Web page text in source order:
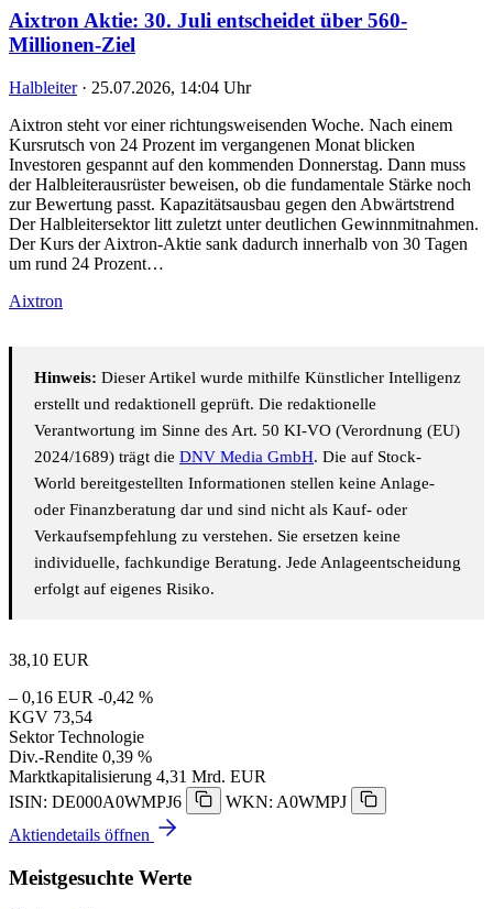
Aixtron Aktie: 30. Juli entscheidet über 560-
Millionen-Ziel
Halbleiter · 25.07.2026, 14:04 Uhr
Aixtron steht vor einer richtungsweisenden Woche. Nach einem
Kursrutsch von 24 Prozent im vergangenen Monat blicken
Investoren gespannt auf den kommenden Donnerstag. Dann muss
der Halbleiterausrüster beweisen, ob die fundamentale Stärke noch
zur Bewertung passt. Kapazitätsausbau gegen den Abwärtstrend
Der Halbleitersektor litt zuletzt unter deutlichen Gewinnmitnahmen.
Der Kurs der Aixtron-Aktie sank dadurch innerhalb von 30 Tagen
um rund 24 Prozent…
Aixtron
Hinweis: Dieser Artikel wurde mithilfe Künstlicher Intelligenz
erstellt und redaktionell geprüft. Die redaktionelle
Verantwortung im Sinne des Art. 50 KI-VO (Verordnung (EU)
2024/1689) trägt die DNV Media GmbH. Die auf Stock-
World bereitgestellten Informationen stellen keine Anlage-
oder Finanzberatung dar und sind nicht als Kauf- oder
Verkaufsempfehlung zu verstehen. Sie ersetzen keine
individuelle, fachkundige Beratung. Jede Anlageentscheidung
erfolgt auf eigenes Risiko.
38,10 EUR
– 0,16 EUR -0,42 %
KGV 73,54
Sektor Technologie
Div.-Rendite 0,39 %
Marktkapitalisierung 4,31 Mrd. EUR
ISIN: DE000A0WMPJ6
WKN: A0WMPJ
Aktiendetails öffnen
Meistgesuchte Werte